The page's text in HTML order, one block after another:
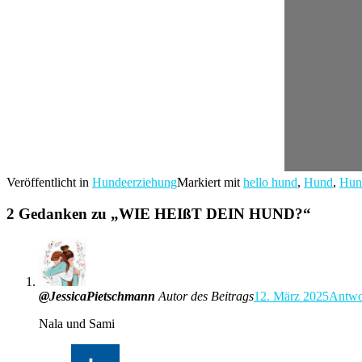
Veröffentlicht in HundeerziehungMarkiert mit hello hund, Hund,
2 Gedanken zu „WIE HEIßT DEIN HUND?“
@JessicaPietschmann Autor des Beitrags12. März 2025
Nala und Sami